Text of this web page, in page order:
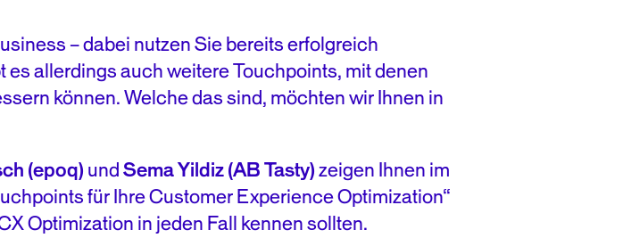
– dabei nutzen Sie bereits erfolgreich
allerdings auch weitere Touchpoints, mit denen
können. Welche das sind, möchten wir Ihnen in
(epoq) undSema Yildiz (AB Tasty)zeigen Ihnen im
für Ihre Customer Experience Optimization“
Optimization in jeden Fall kennen sollten.